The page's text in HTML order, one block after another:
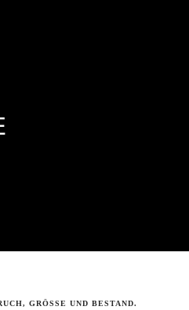
GRÖSSE UND BESTAND.